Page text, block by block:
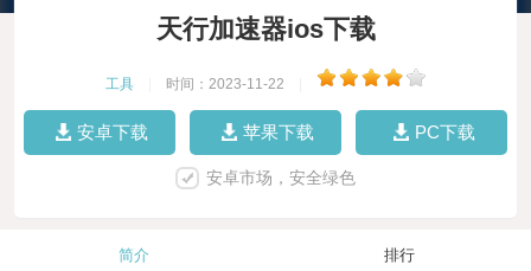
天行加速器ios下载
工具 时间：2023-11-22
安卓下载 苹果下载 PC下载
安卓市场，安全绿色
简介 排行